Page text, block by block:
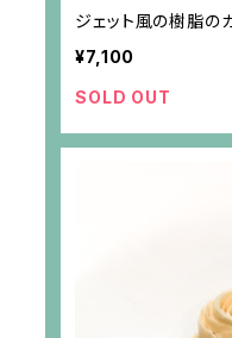
ジェット風の樹脂の
¥7,100
SOLD OUT